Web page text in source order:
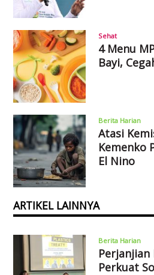
Sehat
4 Menu
Bayi,
Berita Harian
Atasi
Kemenko
El Nino
ARTIKEL LAINNYA
Berita Harian
Perjanjian
Perkuat